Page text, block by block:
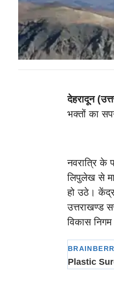
देहरादून
भक्तों का
नवरात्रि के
लिपुलेख से
हो उठे।
उत्तराखण्ड
विकास